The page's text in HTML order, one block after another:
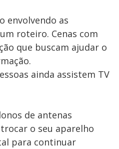
envolvendo as
roteiro. Cenas com
que buscam ajudar o
ainda assistem TV
de antenas
o seu aparelho
para continuar